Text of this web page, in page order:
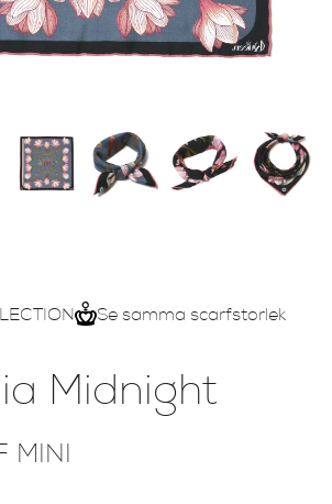
Se samma scarfstorlek
Midnight
MINI